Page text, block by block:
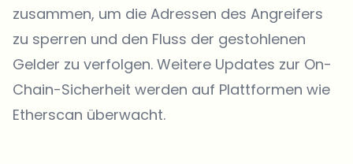
zusammen, um die Adressen des Angreifers
zu sperren und den Fluss der gestohlenen
Gelder zu verfolgen. Weitere Updates zur On-
Chain-Sicherheit werden auf Plattformen wie
Etherscan überwacht.